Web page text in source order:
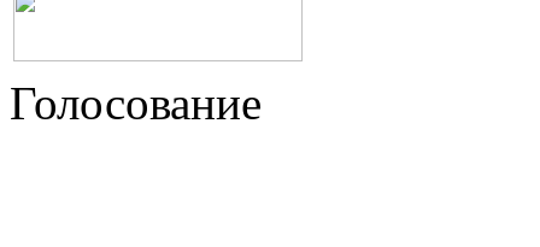
Голосование